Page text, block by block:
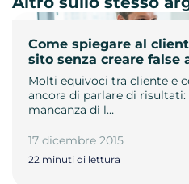
Come spiegare al
sito senza creare false
Molti equivoci tra cliente e
ancora di parlare di
mancanza di l…
17 dicembre 2015
22 minuti di lettura